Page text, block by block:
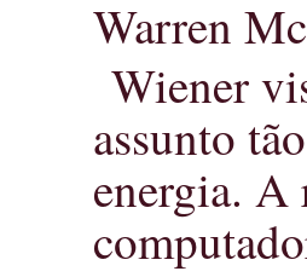
Warren
Wiener
assunto
energia. A